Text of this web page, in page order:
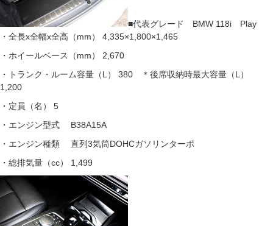
■代表グレード BMW 118i Play
・全長x全幅x全高（mm） 4,335×1,800×1,465
・ホイールベース（mm） 2,670
・トランク・ルーム容量（L） 380 ＊後席収納時最大容量（L）
1,200
・定員（名） 5
・エンジン型式 B38A15A
・エンジン種類 直列3気筒DOHCガソリンターボ
・総排気量（cc） 1,499